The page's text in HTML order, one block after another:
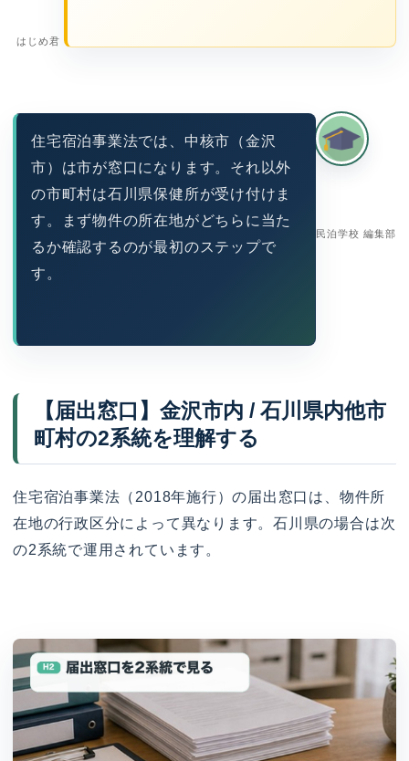
はじめ君
民泊学校 編集部
住宅宿泊事業法では、中核市（金沢
市）は市が窓口になります。それ以外
の市町村は石川県保健所が受け付けま
す。まず物件の所在地がどちらに当た
るか確認するのが最初のステップで
す。
【届出窓口】金沢市内 / 石川県内他市
町村の2系統を理解する
住宅宿泊事業法（2018年施行）の届出窓口は、物件所
在地の行政区分によって異なります。石川県の場合は次
の2系統で運用されています。